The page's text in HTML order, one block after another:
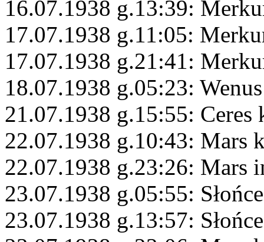
16.07.1938 g.13:39:
17.07.1938 g.11:05:
17.07.1938 g.21:41:
18.07.1938 g.05:23:
21.07.1938 g.15:55:
22.07.1938 g.10:43: Mars
22.07.1938 g.23:26: Mars
23.07.1938 g.05:55:
23.07.1938 g.13:57: